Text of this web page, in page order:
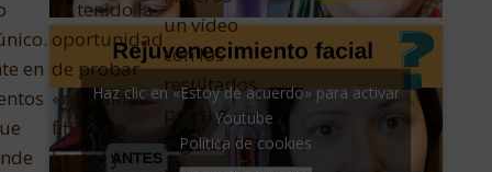
en
he tenido la
oportunidad
de probar
«revitalift
filler» de
Loreal y
un vídeo
con los
resultados
por si a
alguien le
Haz clic en «Estoy de acuerdo» para activar
Youtube
Política de cookies